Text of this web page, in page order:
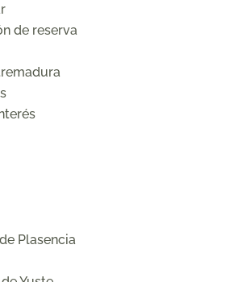
de reserva
Plasencia